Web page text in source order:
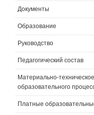
Документы
Образование
Руководство
Педагогический состав
Материально-
образовательного
Платные